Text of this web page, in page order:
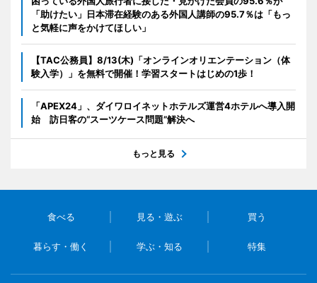
「助けたい」日本滞在経験のある外国人講師の95.7％は「もっ
と気軽に声をかけてほしい」
【TAC公務員】8/13(木)「オンラインオリエンテーション（体
験入学）」を無料で開催！学習スタートはじめの1歩！
「APEX24」、ダイワロイネットホテルズ運営4ホテルへ導入開
始 訪日客の“スーツケース問題”解決へ
もっと見る
食べる 見る・遊ぶ 買う
暮らす・働く 学ぶ・知る 特集